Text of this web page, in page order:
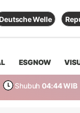
Deutsche Welle
ESGNOW
Shubuh 04:44 WIB